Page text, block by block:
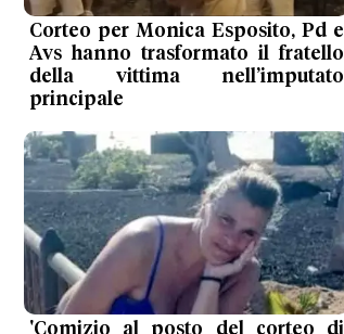
Corteo per Monica Esposito, Pd e
Avs hanno trasformato il fratello
della vittima nell’imputato
principale
'Comizio al posto del corteo di